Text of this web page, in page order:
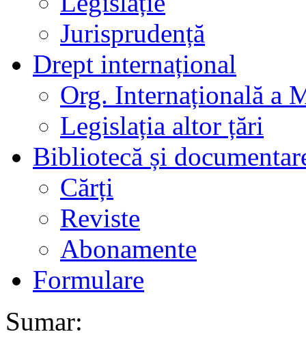
Jurisprudență
Drept internațional
Org. Internațională a
Legislația altor țări
Bibliotecă și
Cărți
Reviste
Abonamente
Formulare
Sumar: